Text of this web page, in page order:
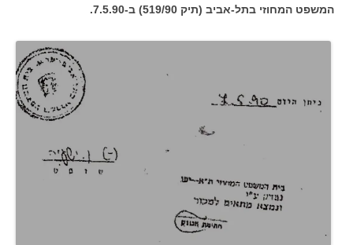
המשפט המחוזי בתל-אביב (תיק 519/90) ב-7.5.90.